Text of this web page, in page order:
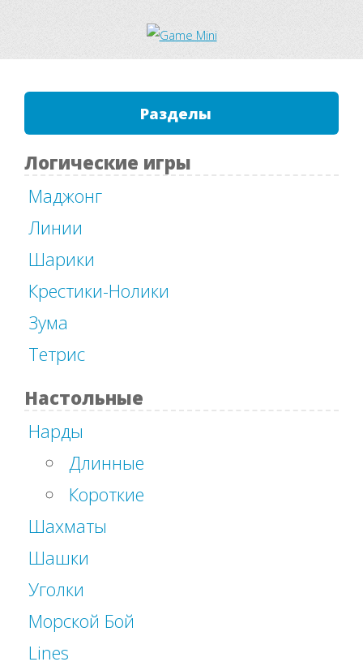
Разделы
Логические игры
Маджонг
Линии
Шарики
Крестики-Нолики
Зума
Тетрис
Настольные
Нарды
Длинные
Короткие
Шахматы
Шашки
Уголки
Морской Бой
Lines